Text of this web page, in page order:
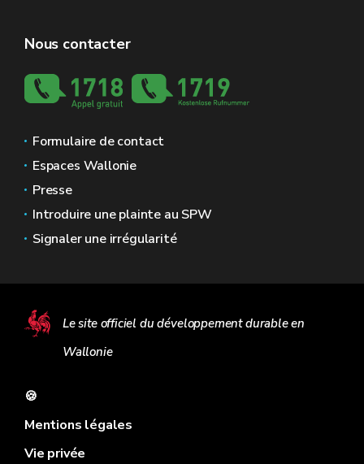
Nous contacter
Formulaire de contact
Espaces Wallonie
Presse
Introduire une plainte au SPW
Signaler une irrégularité
Le site officiel du développement durable en
Wallonie
🍪
Mentions légales
Vie privée